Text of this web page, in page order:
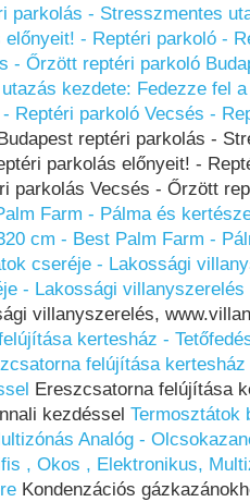
parkolás - Stresszmentes
előnyeit! - Reptéri parkoló -
- Őrzött reptéri parkoló
kezdete: Fedezze fel
Reptéri parkoló Vecsés -
reptéri parkolás -
parkolás előnyeit! -
parkolás Vecsés - Őrzött
Farm - Pálma és
cm - Best Palm Farm -
cseréje - Lakossági
- Lakossági villanyszerelés
villanyszerelés,
kertesház -
felújítása
Ereszcsatorna felújítása
kezdéssel Termosztátok
Analóg -
, Okos , Elektronikus,
Kondenzációs